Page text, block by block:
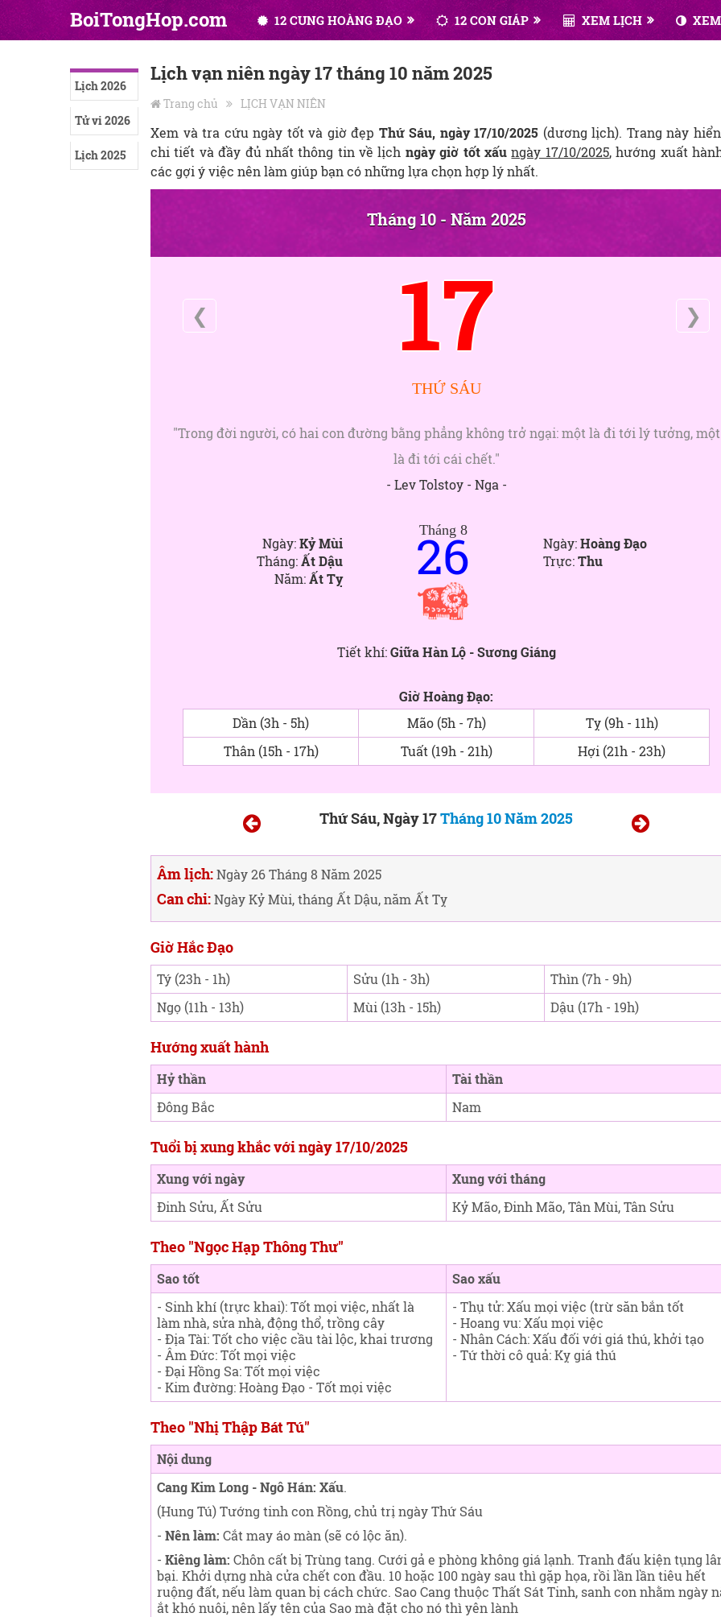
BoiTongHop.com 12 CUNG HOÀNG ĐẠO 12 CON GIÁP XEM LỊCH XEM
Lịch 2026
Tử vi 2026
Lịch 2025
Lịch vạn niên ngày 17 tháng 10 năm 2025
Trang chủ LỊCH VẠN NIÊN
Xem và tra cứu ngày tốt và giờ đẹp Thứ Sáu, ngày 17/10/2025 (dương lịch). Trang này
chi tiết và đầy đủ nhất thông tin về lịch ngày giờ tốt xấu ngày 17/10/2025, hướng xuất
các gợi ý việc nên làm giúp bạn có những lựa chọn hợp lý nhất.
Tháng 10 - Năm 2025
❮ 17 ❯
THỨ SÁU
"Trong đời người, có hai con đường bằng phẳng không trở ngại: một là đi tới lý tưởng, một
là đi tới cái chết."
- Lev Tolstoy - Nga -
Ngày:Kỷ Mùi
Tháng:Ất Dậu
Năm:Ất Tỵ
Tháng 8
26 Ngày:Hoàng Đạo
Trực:Thu
Tiết khí:Giữa Hàn Lộ - Sương Giáng
Giờ Hoàng Đạo:
Dần (3h - 5h)
Mão (5h - 7h)
Tỵ (9h - 11h)
Thân (15h - 17h)
Tuất (19h - 21h) Hợi (21h - 23h)
Thứ Sáu, Ngày 17Tháng 10 Năm 2025
Âm lịch:Ngày 26 Tháng 8 Năm 2025
Can chi:Ngày Kỷ Mùi, tháng Ất Dậu, năm Ất Tỵ
Giờ Hắc Đạo
Tý (23h - 1h) Sửu (1h - 3h)
Thìn (7h - 9h)
Ngọ (11h - 13h)
Mùi (13h - 15h) Dậu (17h - 19h)
Hướng xuất hành
Hỷ thần
Tài thần
Đông Bắc
Nam
Tuổi bị xung khắc với ngày 17/10/2025
Xung với ngày
Xung với tháng
Đinh Sửu, Ất Sửu
Kỷ Mão, Đinh Mão, Tân Mùi, Tân Sửu
Theo "Ngọc Hạp Thông Thư"
Sao tốt
Sao xấu
- Sinh khí (trực khai): Tốt mọi việc, nhất là
làm nhà, sửa nhà, động thổ, trồng cây
- Địa Tài: Tốt cho việc cầu tài lộc, khai trương
- Âm Đức: Tốt mọi việc
- Đại Hồng Sa: Tốt mọi việc
- Kim đường: Hoàng Đạo - Tốt mọi việc
- Thụ tử: Xấu mọi việc (trừ săn bắn tốt
- Hoang vu: Xấu mọi việc
- Nhân Cách: Xấu đối với giá thú, khởi tạo
- Tứ thời cô quả: Kỵ giá thú
Theo "Nhị Thập Bát Tú"
Nội dung
Cang Kim Long - Ngô Hán: Xấu.
(Hung Tú) Tướng tinh con Rồng, chủ trị ngày Thứ Sáu
- Nên làm: Cắt may áo màn (sẽ có lộc ăn).
- Kiêng làm: Chôn cất bị Trùng tang. Cưới gả e phòng không giá lạnh. Tranh đấu kiện tụng
bại. Khởi dựng nhà cửa chết con đầu. 10 hoặc 100 ngày sau thì gặp họa, rồi lần lần tiêu hết
ruộng đất, nếu làm quan bị cách chức. Sao Cang thuộc Thất Sát Tinh, sanh con nhằm ngày
ắt khó nuôi, nên lấy tên của Sao mà đặt cho nó thì yên lành